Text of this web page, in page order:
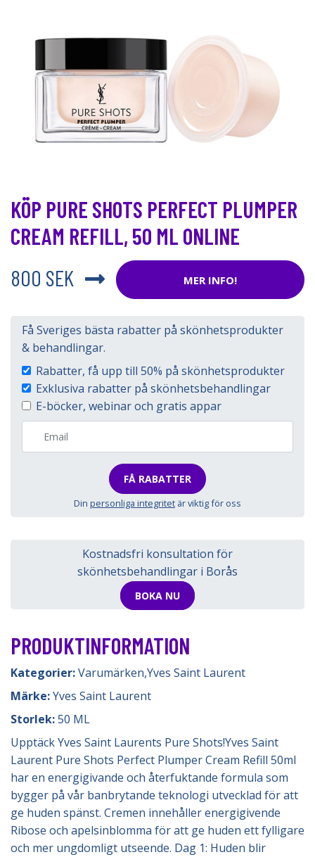
KÖP PURE SHOTS PERFECT PLUMPER
CREAM REFILL, 50 ML ONLINE
800 SEK
MER INFO!
Få Sveriges bästa rabatter på skönhetsprodukter
& behandlingar.
Rabatter, få upp till 50% på skönhetsprodukter
Exklusiva rabatter på skönhetsbehandlingar
E-böcker, webinar och gratis appar
FÅ RABATTER
Din personliga integritet är viktig för oss
Kostnadsfri konsultation för
skönhetsbehandlingar i Borås
BOKA NU
PRODUKTINFORMATION
Kategorier:Varumärken,Yves Saint Laurent
Märke:Yves Saint Laurent
Storlek:50 ML
Upptäck Yves Saint Laurents Pure Shots!Yves Saint
Laurent Pure Shots Perfect Plumper Cream Refill 50ml
har en energigivande och återfuktande formula som
bygger på vår banbrytande teknologi utvecklad för att
ge huden spänst. Cremen innehåller energigivende
Ribose och apelsinblomma för att ge huden ett fylligare
och mer ungdomligt utseende. Dag 1: Huden blir